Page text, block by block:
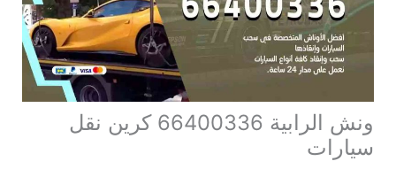
ونش الرابية 66400336 كرين نقل
سيارات